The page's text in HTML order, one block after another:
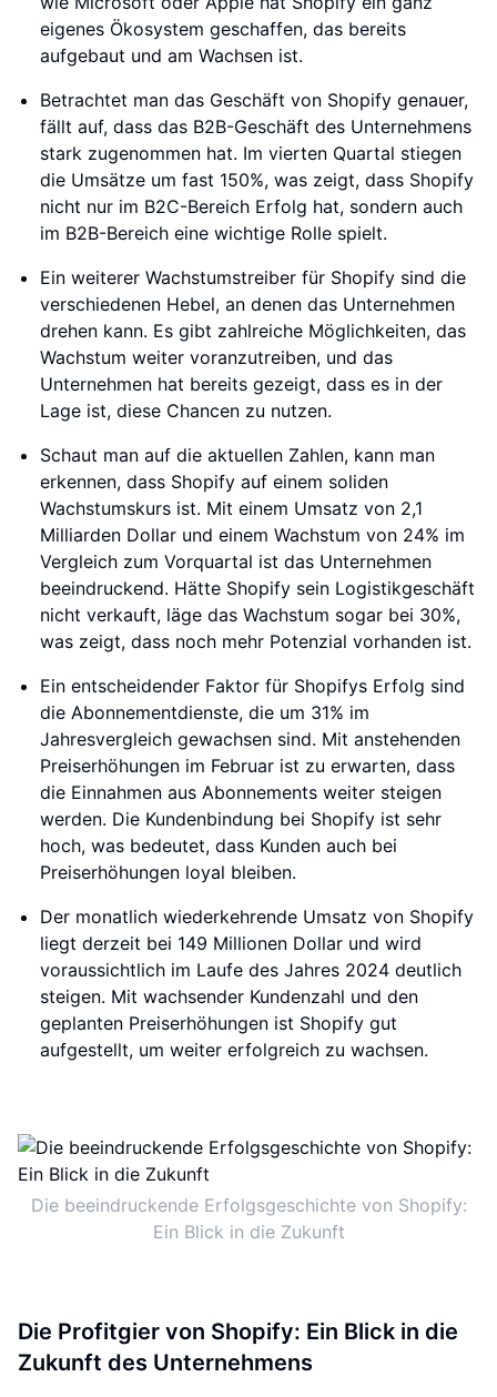
eigenes Ökosystem geschaffen, das bereits
aufgebaut und am Wachsen ist.
Betrachtet man das Geschäft von Shopify genauer,
fällt auf, dass das B2B-Geschäft des Unternehmens
stark zugenommen hat. Im vierten Quartal stiegen
die Umsätze um fast 150%, was zeigt, dass Shopify
nicht nur im B2C-Bereich Erfolg hat, sondern auch
im B2B-Bereich eine wichtige Rolle spielt.
Ein weiterer Wachstumstreiber für Shopify sind die
verschiedenen Hebel, an denen das Unternehmen
drehen kann. Es gibt zahlreiche Möglichkeiten, das
Wachstum weiter voranzutreiben, und das
Unternehmen hat bereits gezeigt, dass es in der
Lage ist, diese Chancen zu nutzen.
Schaut man auf die aktuellen Zahlen, kann man
erkennen, dass Shopify auf einem soliden
Wachstumskurs ist. Mit einem Umsatz von 2,1
Milliarden Dollar und einem Wachstum von 24% im
Vergleich zum Vorquartal ist das Unternehmen
beeindruckend. Hätte Shopify sein Logistikgeschäft
nicht verkauft, läge das Wachstum sogar bei 30%,
was zeigt, dass noch mehr Potenzial vorhanden ist.
Ein entscheidender Faktor für Shopifys Erfolg sind
die Abonnementdienste, die um 31% im
Jahresvergleich gewachsen sind. Mit anstehenden
Preiserhöhungen im Februar ist zu erwarten, dass
die Einnahmen aus Abonnements weiter steigen
werden. Die Kundenbindung bei Shopify ist sehr
hoch, was bedeutet, dass Kunden auch bei
Preiserhöhungen loyal bleiben.
Der monatlich wiederkehrende Umsatz von Shopify
liegt derzeit bei 149 Millionen Dollar und wird
voraussichtlich im Laufe des Jahres 2024 deutlich
steigen. Mit wachsender Kundenzahl und den
geplanten Preiserhöhungen ist Shopify gut
aufgestellt, um weiter erfolgreich zu wachsen.
Die beeindruckende Erfolgsgeschichte von Shopify:
Ein Blick in die Zukunft
Die Profitgier von Shopify: Ein Blick in die
Zukunft des Unternehmens